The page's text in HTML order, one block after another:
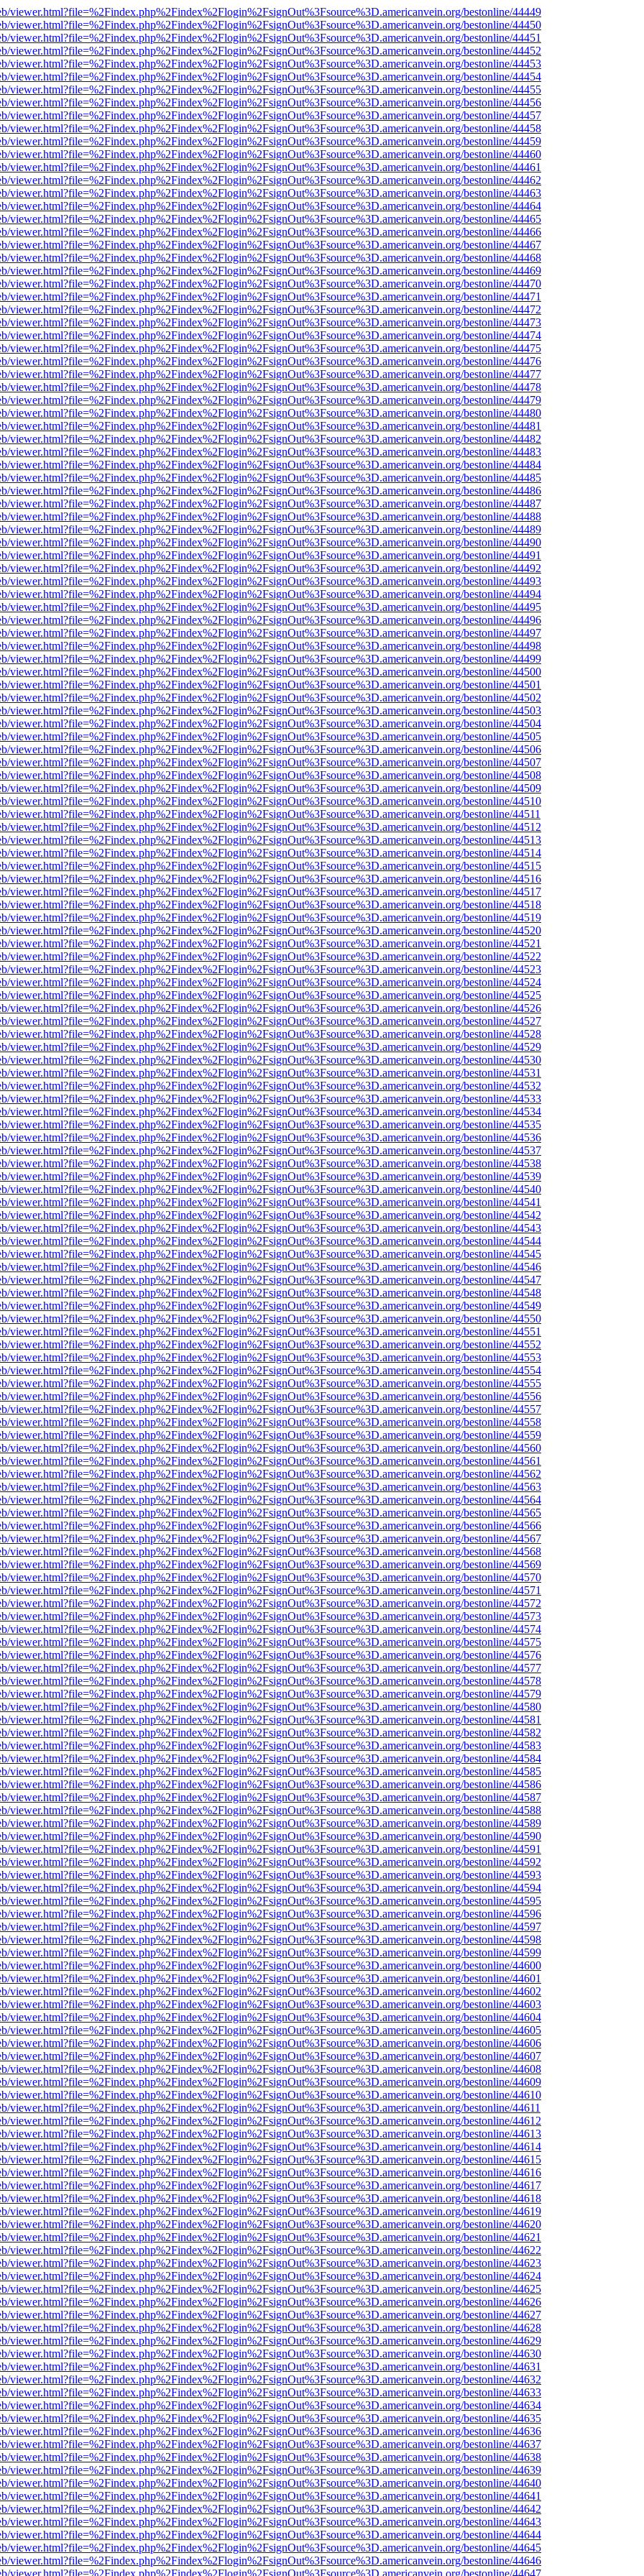
viewer.html?file=%2Findex.php%2Findex%2Flogin%2FsignOut%3Fsource%3D.americanvein.org/bestonline/44449
viewer.html?file=%2Findex.php%2Findex%2Flogin%2FsignOut%3Fsource%3D.americanvein.org/bestonline/44450
viewer.html?file=%2Findex.php%2Findex%2Flogin%2FsignOut%3Fsource%3D.americanvein.org/bestonline/44451
viewer.html?file=%2Findex.php%2Findex%2Flogin%2FsignOut%3Fsource%3D.americanvein.org/bestonline/44452
viewer.html?file=%2Findex.php%2Findex%2Flogin%2FsignOut%3Fsource%3D.americanvein.org/bestonline/44453
viewer.html?file=%2Findex.php%2Findex%2Flogin%2FsignOut%3Fsource%3D.americanvein.org/bestonline/44454
viewer.html?file=%2Findex.php%2Findex%2Flogin%2FsignOut%3Fsource%3D.americanvein.org/bestonline/44455
viewer.html?file=%2Findex.php%2Findex%2Flogin%2FsignOut%3Fsource%3D.americanvein.org/bestonline/44456
viewer.html?file=%2Findex.php%2Findex%2Flogin%2FsignOut%3Fsource%3D.americanvein.org/bestonline/44457
viewer.html?file=%2Findex.php%2Findex%2Flogin%2FsignOut%3Fsource%3D.americanvein.org/bestonline/44458
viewer.html?file=%2Findex.php%2Findex%2Flogin%2FsignOut%3Fsource%3D.americanvein.org/bestonline/44459
viewer.html?file=%2Findex.php%2Findex%2Flogin%2FsignOut%3Fsource%3D.americanvein.org/bestonline/44460
viewer.html?file=%2Findex.php%2Findex%2Flogin%2FsignOut%3Fsource%3D.americanvein.org/bestonline/44461
viewer.html?file=%2Findex.php%2Findex%2Flogin%2FsignOut%3Fsource%3D.americanvein.org/bestonline/44462
viewer.html?file=%2Findex.php%2Findex%2Flogin%2FsignOut%3Fsource%3D.americanvein.org/bestonline/44463
viewer.html?file=%2Findex.php%2Findex%2Flogin%2FsignOut%3Fsource%3D.americanvein.org/bestonline/44464
viewer.html?file=%2Findex.php%2Findex%2Flogin%2FsignOut%3Fsource%3D.americanvein.org/bestonline/44465
viewer.html?file=%2Findex.php%2Findex%2Flogin%2FsignOut%3Fsource%3D.americanvein.org/bestonline/44466
viewer.html?file=%2Findex.php%2Findex%2Flogin%2FsignOut%3Fsource%3D.americanvein.org/bestonline/44467
viewer.html?file=%2Findex.php%2Findex%2Flogin%2FsignOut%3Fsource%3D.americanvein.org/bestonline/44468
viewer.html?file=%2Findex.php%2Findex%2Flogin%2FsignOut%3Fsource%3D.americanvein.org/bestonline/44469
viewer.html?file=%2Findex.php%2Findex%2Flogin%2FsignOut%3Fsource%3D.americanvein.org/bestonline/44470
viewer.html?file=%2Findex.php%2Findex%2Flogin%2FsignOut%3Fsource%3D.americanvein.org/bestonline/44471
viewer.html?file=%2Findex.php%2Findex%2Flogin%2FsignOut%3Fsource%3D.americanvein.org/bestonline/44472
viewer.html?file=%2Findex.php%2Findex%2Flogin%2FsignOut%3Fsource%3D.americanvein.org/bestonline/44473
viewer.html?file=%2Findex.php%2Findex%2Flogin%2FsignOut%3Fsource%3D.americanvein.org/bestonline/44474
viewer.html?file=%2Findex.php%2Findex%2Flogin%2FsignOut%3Fsource%3D.americanvein.org/bestonline/44475
viewer.html?file=%2Findex.php%2Findex%2Flogin%2FsignOut%3Fsource%3D.americanvein.org/bestonline/44476
viewer.html?file=%2Findex.php%2Findex%2Flogin%2FsignOut%3Fsource%3D.americanvein.org/bestonline/44477
viewer.html?file=%2Findex.php%2Findex%2Flogin%2FsignOut%3Fsource%3D.americanvein.org/bestonline/44478
viewer.html?file=%2Findex.php%2Findex%2Flogin%2FsignOut%3Fsource%3D.americanvein.org/bestonline/44479
viewer.html?file=%2Findex.php%2Findex%2Flogin%2FsignOut%3Fsource%3D.americanvein.org/bestonline/44480
viewer.html?file=%2Findex.php%2Findex%2Flogin%2FsignOut%3Fsource%3D.americanvein.org/bestonline/44481
viewer.html?file=%2Findex.php%2Findex%2Flogin%2FsignOut%3Fsource%3D.americanvein.org/bestonline/44482
viewer.html?file=%2Findex.php%2Findex%2Flogin%2FsignOut%3Fsource%3D.americanvein.org/bestonline/44483
viewer.html?file=%2Findex.php%2Findex%2Flogin%2FsignOut%3Fsource%3D.americanvein.org/bestonline/44484
viewer.html?file=%2Findex.php%2Findex%2Flogin%2FsignOut%3Fsource%3D.americanvein.org/bestonline/44485
viewer.html?file=%2Findex.php%2Findex%2Flogin%2FsignOut%3Fsource%3D.americanvein.org/bestonline/44486
viewer.html?file=%2Findex.php%2Findex%2Flogin%2FsignOut%3Fsource%3D.americanvein.org/bestonline/44487
viewer.html?file=%2Findex.php%2Findex%2Flogin%2FsignOut%3Fsource%3D.americanvein.org/bestonline/44488
viewer.html?file=%2Findex.php%2Findex%2Flogin%2FsignOut%3Fsource%3D.americanvein.org/bestonline/44489
viewer.html?file=%2Findex.php%2Findex%2Flogin%2FsignOut%3Fsource%3D.americanvein.org/bestonline/44490
viewer.html?file=%2Findex.php%2Findex%2Flogin%2FsignOut%3Fsource%3D.americanvein.org/bestonline/44491
viewer.html?file=%2Findex.php%2Findex%2Flogin%2FsignOut%3Fsource%3D.americanvein.org/bestonline/44492
viewer.html?file=%2Findex.php%2Findex%2Flogin%2FsignOut%3Fsource%3D.americanvein.org/bestonline/44493
viewer.html?file=%2Findex.php%2Findex%2Flogin%2FsignOut%3Fsource%3D.americanvein.org/bestonline/44494
viewer.html?file=%2Findex.php%2Findex%2Flogin%2FsignOut%3Fsource%3D.americanvein.org/bestonline/44495
viewer.html?file=%2Findex.php%2Findex%2Flogin%2FsignOut%3Fsource%3D.americanvein.org/bestonline/44496
viewer.html?file=%2Findex.php%2Findex%2Flogin%2FsignOut%3Fsource%3D.americanvein.org/bestonline/44497
viewer.html?file=%2Findex.php%2Findex%2Flogin%2FsignOut%3Fsource%3D.americanvein.org/bestonline/44498
viewer.html?file=%2Findex.php%2Findex%2Flogin%2FsignOut%3Fsource%3D.americanvein.org/bestonline/44499
viewer.html?file=%2Findex.php%2Findex%2Flogin%2FsignOut%3Fsource%3D.americanvein.org/bestonline/44500
viewer.html?file=%2Findex.php%2Findex%2Flogin%2FsignOut%3Fsource%3D.americanvein.org/bestonline/44501
viewer.html?file=%2Findex.php%2Findex%2Flogin%2FsignOut%3Fsource%3D.americanvein.org/bestonline/44502
viewer.html?file=%2Findex.php%2Findex%2Flogin%2FsignOut%3Fsource%3D.americanvein.org/bestonline/44503
viewer.html?file=%2Findex.php%2Findex%2Flogin%2FsignOut%3Fsource%3D.americanvein.org/bestonline/44504
viewer.html?file=%2Findex.php%2Findex%2Flogin%2FsignOut%3Fsource%3D.americanvein.org/bestonline/44505
viewer.html?file=%2Findex.php%2Findex%2Flogin%2FsignOut%3Fsource%3D.americanvein.org/bestonline/44506
viewer.html?file=%2Findex.php%2Findex%2Flogin%2FsignOut%3Fsource%3D.americanvein.org/bestonline/44507
viewer.html?file=%2Findex.php%2Findex%2Flogin%2FsignOut%3Fsource%3D.americanvein.org/bestonline/44508
viewer.html?file=%2Findex.php%2Findex%2Flogin%2FsignOut%3Fsource%3D.americanvein.org/bestonline/44509
viewer.html?file=%2Findex.php%2Findex%2Flogin%2FsignOut%3Fsource%3D.americanvein.org/bestonline/44510
viewer.html?file=%2Findex.php%2Findex%2Flogin%2FsignOut%3Fsource%3D.americanvein.org/bestonline/44511
viewer.html?file=%2Findex.php%2Findex%2Flogin%2FsignOut%3Fsource%3D.americanvein.org/bestonline/44512
viewer.html?file=%2Findex.php%2Findex%2Flogin%2FsignOut%3Fsource%3D.americanvein.org/bestonline/44513
viewer.html?file=%2Findex.php%2Findex%2Flogin%2FsignOut%3Fsource%3D.americanvein.org/bestonline/44514
viewer.html?file=%2Findex.php%2Findex%2Flogin%2FsignOut%3Fsource%3D.americanvein.org/bestonline/44515
viewer.html?file=%2Findex.php%2Findex%2Flogin%2FsignOut%3Fsource%3D.americanvein.org/bestonline/44516
viewer.html?file=%2Findex.php%2Findex%2Flogin%2FsignOut%3Fsource%3D.americanvein.org/bestonline/44517
viewer.html?file=%2Findex.php%2Findex%2Flogin%2FsignOut%3Fsource%3D.americanvein.org/bestonline/44518
viewer.html?file=%2Findex.php%2Findex%2Flogin%2FsignOut%3Fsource%3D.americanvein.org/bestonline/44519
viewer.html?file=%2Findex.php%2Findex%2Flogin%2FsignOut%3Fsource%3D.americanvein.org/bestonline/44520
viewer.html?file=%2Findex.php%2Findex%2Flogin%2FsignOut%3Fsource%3D.americanvein.org/bestonline/44521
viewer.html?file=%2Findex.php%2Findex%2Flogin%2FsignOut%3Fsource%3D.americanvein.org/bestonline/44522
viewer.html?file=%2Findex.php%2Findex%2Flogin%2FsignOut%3Fsource%3D.americanvein.org/bestonline/44523
viewer.html?file=%2Findex.php%2Findex%2Flogin%2FsignOut%3Fsource%3D.americanvein.org/bestonline/44524
viewer.html?file=%2Findex.php%2Findex%2Flogin%2FsignOut%3Fsource%3D.americanvein.org/bestonline/44525
viewer.html?file=%2Findex.php%2Findex%2Flogin%2FsignOut%3Fsource%3D.americanvein.org/bestonline/44526
viewer.html?file=%2Findex.php%2Findex%2Flogin%2FsignOut%3Fsource%3D.americanvein.org/bestonline/44527
viewer.html?file=%2Findex.php%2Findex%2Flogin%2FsignOut%3Fsource%3D.americanvein.org/bestonline/44528
viewer.html?file=%2Findex.php%2Findex%2Flogin%2FsignOut%3Fsource%3D.americanvein.org/bestonline/44529
viewer.html?file=%2Findex.php%2Findex%2Flogin%2FsignOut%3Fsource%3D.americanvein.org/bestonline/44530
viewer.html?file=%2Findex.php%2Findex%2Flogin%2FsignOut%3Fsource%3D.americanvein.org/bestonline/44531
viewer.html?file=%2Findex.php%2Findex%2Flogin%2FsignOut%3Fsource%3D.americanvein.org/bestonline/44532
viewer.html?file=%2Findex.php%2Findex%2Flogin%2FsignOut%3Fsource%3D.americanvein.org/bestonline/44533
viewer.html?file=%2Findex.php%2Findex%2Flogin%2FsignOut%3Fsource%3D.americanvein.org/bestonline/44534
viewer.html?file=%2Findex.php%2Findex%2Flogin%2FsignOut%3Fsource%3D.americanvein.org/bestonline/44535
viewer.html?file=%2Findex.php%2Findex%2Flogin%2FsignOut%3Fsource%3D.americanvein.org/bestonline/44536
viewer.html?file=%2Findex.php%2Findex%2Flogin%2FsignOut%3Fsource%3D.americanvein.org/bestonline/44537
viewer.html?file=%2Findex.php%2Findex%2Flogin%2FsignOut%3Fsource%3D.americanvein.org/bestonline/44538
viewer.html?file=%2Findex.php%2Findex%2Flogin%2FsignOut%3Fsource%3D.americanvein.org/bestonline/44539
viewer.html?file=%2Findex.php%2Findex%2Flogin%2FsignOut%3Fsource%3D.americanvein.org/bestonline/44540
viewer.html?file=%2Findex.php%2Findex%2Flogin%2FsignOut%3Fsource%3D.americanvein.org/bestonline/44541
viewer.html?file=%2Findex.php%2Findex%2Flogin%2FsignOut%3Fsource%3D.americanvein.org/bestonline/44542
viewer.html?file=%2Findex.php%2Findex%2Flogin%2FsignOut%3Fsource%3D.americanvein.org/bestonline/44543
viewer.html?file=%2Findex.php%2Findex%2Flogin%2FsignOut%3Fsource%3D.americanvein.org/bestonline/44544
viewer.html?file=%2Findex.php%2Findex%2Flogin%2FsignOut%3Fsource%3D.americanvein.org/bestonline/44545
viewer.html?file=%2Findex.php%2Findex%2Flogin%2FsignOut%3Fsource%3D.americanvein.org/bestonline/44546
viewer.html?file=%2Findex.php%2Findex%2Flogin%2FsignOut%3Fsource%3D.americanvein.org/bestonline/44547
viewer.html?file=%2Findex.php%2Findex%2Flogin%2FsignOut%3Fsource%3D.americanvein.org/bestonline/44548
viewer.html?file=%2Findex.php%2Findex%2Flogin%2FsignOut%3Fsource%3D.americanvein.org/bestonline/44549
viewer.html?file=%2Findex.php%2Findex%2Flogin%2FsignOut%3Fsource%3D.americanvein.org/bestonline/44550
viewer.html?file=%2Findex.php%2Findex%2Flogin%2FsignOut%3Fsource%3D.americanvein.org/bestonline/44551
viewer.html?file=%2Findex.php%2Findex%2Flogin%2FsignOut%3Fsource%3D.americanvein.org/bestonline/44552
viewer.html?file=%2Findex.php%2Findex%2Flogin%2FsignOut%3Fsource%3D.americanvein.org/bestonline/44553
viewer.html?file=%2Findex.php%2Findex%2Flogin%2FsignOut%3Fsource%3D.americanvein.org/bestonline/44554
viewer.html?file=%2Findex.php%2Findex%2Flogin%2FsignOut%3Fsource%3D.americanvein.org/bestonline/44555
viewer.html?file=%2Findex.php%2Findex%2Flogin%2FsignOut%3Fsource%3D.americanvein.org/bestonline/44556
viewer.html?file=%2Findex.php%2Findex%2Flogin%2FsignOut%3Fsource%3D.americanvein.org/bestonline/44557
viewer.html?file=%2Findex.php%2Findex%2Flogin%2FsignOut%3Fsource%3D.americanvein.org/bestonline/44558
viewer.html?file=%2Findex.php%2Findex%2Flogin%2FsignOut%3Fsource%3D.americanvein.org/bestonline/44559
viewer.html?file=%2Findex.php%2Findex%2Flogin%2FsignOut%3Fsource%3D.americanvein.org/bestonline/44560
viewer.html?file=%2Findex.php%2Findex%2Flogin%2FsignOut%3Fsource%3D.americanvein.org/bestonline/44561
viewer.html?file=%2Findex.php%2Findex%2Flogin%2FsignOut%3Fsource%3D.americanvein.org/bestonline/44562
viewer.html?file=%2Findex.php%2Findex%2Flogin%2FsignOut%3Fsource%3D.americanvein.org/bestonline/44563
viewer.html?file=%2Findex.php%2Findex%2Flogin%2FsignOut%3Fsource%3D.americanvein.org/bestonline/44564
viewer.html?file=%2Findex.php%2Findex%2Flogin%2FsignOut%3Fsource%3D.americanvein.org/bestonline/44565
viewer.html?file=%2Findex.php%2Findex%2Flogin%2FsignOut%3Fsource%3D.americanvein.org/bestonline/44566
viewer.html?file=%2Findex.php%2Findex%2Flogin%2FsignOut%3Fsource%3D.americanvein.org/bestonline/44567
viewer.html?file=%2Findex.php%2Findex%2Flogin%2FsignOut%3Fsource%3D.americanvein.org/bestonline/44568
viewer.html?file=%2Findex.php%2Findex%2Flogin%2FsignOut%3Fsource%3D.americanvein.org/bestonline/44569
viewer.html?file=%2Findex.php%2Findex%2Flogin%2FsignOut%3Fsource%3D.americanvein.org/bestonline/44570
viewer.html?file=%2Findex.php%2Findex%2Flogin%2FsignOut%3Fsource%3D.americanvein.org/bestonline/44571
viewer.html?file=%2Findex.php%2Findex%2Flogin%2FsignOut%3Fsource%3D.americanvein.org/bestonline/44572
viewer.html?file=%2Findex.php%2Findex%2Flogin%2FsignOut%3Fsource%3D.americanvein.org/bestonline/44573
viewer.html?file=%2Findex.php%2Findex%2Flogin%2FsignOut%3Fsource%3D.americanvein.org/bestonline/44574
viewer.html?file=%2Findex.php%2Findex%2Flogin%2FsignOut%3Fsource%3D.americanvein.org/bestonline/44575
viewer.html?file=%2Findex.php%2Findex%2Flogin%2FsignOut%3Fsource%3D.americanvein.org/bestonline/44576
viewer.html?file=%2Findex.php%2Findex%2Flogin%2FsignOut%3Fsource%3D.americanvein.org/bestonline/44577
viewer.html?file=%2Findex.php%2Findex%2Flogin%2FsignOut%3Fsource%3D.americanvein.org/bestonline/44578
viewer.html?file=%2Findex.php%2Findex%2Flogin%2FsignOut%3Fsource%3D.americanvein.org/bestonline/44579
viewer.html?file=%2Findex.php%2Findex%2Flogin%2FsignOut%3Fsource%3D.americanvein.org/bestonline/44580
viewer.html?file=%2Findex.php%2Findex%2Flogin%2FsignOut%3Fsource%3D.americanvein.org/bestonline/44581
viewer.html?file=%2Findex.php%2Findex%2Flogin%2FsignOut%3Fsource%3D.americanvein.org/bestonline/44582
viewer.html?file=%2Findex.php%2Findex%2Flogin%2FsignOut%3Fsource%3D.americanvein.org/bestonline/44583
viewer.html?file=%2Findex.php%2Findex%2Flogin%2FsignOut%3Fsource%3D.americanvein.org/bestonline/44584
viewer.html?file=%2Findex.php%2Findex%2Flogin%2FsignOut%3Fsource%3D.americanvein.org/bestonline/44585
viewer.html?file=%2Findex.php%2Findex%2Flogin%2FsignOut%3Fsource%3D.americanvein.org/bestonline/44586
viewer.html?file=%2Findex.php%2Findex%2Flogin%2FsignOut%3Fsource%3D.americanvein.org/bestonline/44587
viewer.html?file=%2Findex.php%2Findex%2Flogin%2FsignOut%3Fsource%3D.americanvein.org/bestonline/44588
viewer.html?file=%2Findex.php%2Findex%2Flogin%2FsignOut%3Fsource%3D.americanvein.org/bestonline/44589
viewer.html?file=%2Findex.php%2Findex%2Flogin%2FsignOut%3Fsource%3D.americanvein.org/bestonline/44590
viewer.html?file=%2Findex.php%2Findex%2Flogin%2FsignOut%3Fsource%3D.americanvein.org/bestonline/44591
viewer.html?file=%2Findex.php%2Findex%2Flogin%2FsignOut%3Fsource%3D.americanvein.org/bestonline/44592
viewer.html?file=%2Findex.php%2Findex%2Flogin%2FsignOut%3Fsource%3D.americanvein.org/bestonline/44593
viewer.html?file=%2Findex.php%2Findex%2Flogin%2FsignOut%3Fsource%3D.americanvein.org/bestonline/44594
viewer.html?file=%2Findex.php%2Findex%2Flogin%2FsignOut%3Fsource%3D.americanvein.org/bestonline/44595
viewer.html?file=%2Findex.php%2Findex%2Flogin%2FsignOut%3Fsource%3D.americanvein.org/bestonline/44596
viewer.html?file=%2Findex.php%2Findex%2Flogin%2FsignOut%3Fsource%3D.americanvein.org/bestonline/44597
viewer.html?file=%2Findex.php%2Findex%2Flogin%2FsignOut%3Fsource%3D.americanvein.org/bestonline/44598
viewer.html?file=%2Findex.php%2Findex%2Flogin%2FsignOut%3Fsource%3D.americanvein.org/bestonline/44599
viewer.html?file=%2Findex.php%2Findex%2Flogin%2FsignOut%3Fsource%3D.americanvein.org/bestonline/44600
viewer.html?file=%2Findex.php%2Findex%2Flogin%2FsignOut%3Fsource%3D.americanvein.org/bestonline/44601
viewer.html?file=%2Findex.php%2Findex%2Flogin%2FsignOut%3Fsource%3D.americanvein.org/bestonline/44602
viewer.html?file=%2Findex.php%2Findex%2Flogin%2FsignOut%3Fsource%3D.americanvein.org/bestonline/44603
viewer.html?file=%2Findex.php%2Findex%2Flogin%2FsignOut%3Fsource%3D.americanvein.org/bestonline/44604
viewer.html?file=%2Findex.php%2Findex%2Flogin%2FsignOut%3Fsource%3D.americanvein.org/bestonline/44605
viewer.html?file=%2Findex.php%2Findex%2Flogin%2FsignOut%3Fsource%3D.americanvein.org/bestonline/44606
viewer.html?file=%2Findex.php%2Findex%2Flogin%2FsignOut%3Fsource%3D.americanvein.org/bestonline/44607
viewer.html?file=%2Findex.php%2Findex%2Flogin%2FsignOut%3Fsource%3D.americanvein.org/bestonline/44608
viewer.html?file=%2Findex.php%2Findex%2Flogin%2FsignOut%3Fsource%3D.americanvein.org/bestonline/44609
viewer.html?file=%2Findex.php%2Findex%2Flogin%2FsignOut%3Fsource%3D.americanvein.org/bestonline/44610
viewer.html?file=%2Findex.php%2Findex%2Flogin%2FsignOut%3Fsource%3D.americanvein.org/bestonline/44611
viewer.html?file=%2Findex.php%2Findex%2Flogin%2FsignOut%3Fsource%3D.americanvein.org/bestonline/44612
viewer.html?file=%2Findex.php%2Findex%2Flogin%2FsignOut%3Fsource%3D.americanvein.org/bestonline/44613
viewer.html?file=%2Findex.php%2Findex%2Flogin%2FsignOut%3Fsource%3D.americanvein.org/bestonline/44614
viewer.html?file=%2Findex.php%2Findex%2Flogin%2FsignOut%3Fsource%3D.americanvein.org/bestonline/44615
viewer.html?file=%2Findex.php%2Findex%2Flogin%2FsignOut%3Fsource%3D.americanvein.org/bestonline/44616
viewer.html?file=%2Findex.php%2Findex%2Flogin%2FsignOut%3Fsource%3D.americanvein.org/bestonline/44617
viewer.html?file=%2Findex.php%2Findex%2Flogin%2FsignOut%3Fsource%3D.americanvein.org/bestonline/44618
viewer.html?file=%2Findex.php%2Findex%2Flogin%2FsignOut%3Fsource%3D.americanvein.org/bestonline/44619
viewer.html?file=%2Findex.php%2Findex%2Flogin%2FsignOut%3Fsource%3D.americanvein.org/bestonline/44620
viewer.html?file=%2Findex.php%2Findex%2Flogin%2FsignOut%3Fsource%3D.americanvein.org/bestonline/44621
viewer.html?file=%2Findex.php%2Findex%2Flogin%2FsignOut%3Fsource%3D.americanvein.org/bestonline/44622
viewer.html?file=%2Findex.php%2Findex%2Flogin%2FsignOut%3Fsource%3D.americanvein.org/bestonline/44623
viewer.html?file=%2Findex.php%2Findex%2Flogin%2FsignOut%3Fsource%3D.americanvein.org/bestonline/44624
viewer.html?file=%2Findex.php%2Findex%2Flogin%2FsignOut%3Fsource%3D.americanvein.org/bestonline/44625
viewer.html?file=%2Findex.php%2Findex%2Flogin%2FsignOut%3Fsource%3D.americanvein.org/bestonline/44626
viewer.html?file=%2Findex.php%2Findex%2Flogin%2FsignOut%3Fsource%3D.americanvein.org/bestonline/44627
viewer.html?file=%2Findex.php%2Findex%2Flogin%2FsignOut%3Fsource%3D.americanvein.org/bestonline/44628
viewer.html?file=%2Findex.php%2Findex%2Flogin%2FsignOut%3Fsource%3D.americanvein.org/bestonline/44629
viewer.html?file=%2Findex.php%2Findex%2Flogin%2FsignOut%3Fsource%3D.americanvein.org/bestonline/44630
viewer.html?file=%2Findex.php%2Findex%2Flogin%2FsignOut%3Fsource%3D.americanvein.org/bestonline/44631
viewer.html?file=%2Findex.php%2Findex%2Flogin%2FsignOut%3Fsource%3D.americanvein.org/bestonline/44632
viewer.html?file=%2Findex.php%2Findex%2Flogin%2FsignOut%3Fsource%3D.americanvein.org/bestonline/44633
viewer.html?file=%2Findex.php%2Findex%2Flogin%2FsignOut%3Fsource%3D.americanvein.org/bestonline/44634
viewer.html?file=%2Findex.php%2Findex%2Flogin%2FsignOut%3Fsource%3D.americanvein.org/bestonline/44635
viewer.html?file=%2Findex.php%2Findex%2Flogin%2FsignOut%3Fsource%3D.americanvein.org/bestonline/44636
viewer.html?file=%2Findex.php%2Findex%2Flogin%2FsignOut%3Fsource%3D.americanvein.org/bestonline/44637
viewer.html?file=%2Findex.php%2Findex%2Flogin%2FsignOut%3Fsource%3D.americanvein.org/bestonline/44638
viewer.html?file=%2Findex.php%2Findex%2Flogin%2FsignOut%3Fsource%3D.americanvein.org/bestonline/44639
viewer.html?file=%2Findex.php%2Findex%2Flogin%2FsignOut%3Fsource%3D.americanvein.org/bestonline/44640
viewer.html?file=%2Findex.php%2Findex%2Flogin%2FsignOut%3Fsource%3D.americanvein.org/bestonline/44641
viewer.html?file=%2Findex.php%2Findex%2Flogin%2FsignOut%3Fsource%3D.americanvein.org/bestonline/44642
viewer.html?file=%2Findex.php%2Findex%2Flogin%2FsignOut%3Fsource%3D.americanvein.org/bestonline/44643
viewer.html?file=%2Findex.php%2Findex%2Flogin%2FsignOut%3Fsource%3D.americanvein.org/bestonline/44644
viewer.html?file=%2Findex.php%2Findex%2Flogin%2FsignOut%3Fsource%3D.americanvein.org/bestonline/44645
viewer.html?file=%2Findex.php%2Findex%2Flogin%2FsignOut%3Fsource%3D.americanvein.org/bestonline/44646
viewer.html?file=%2Findex.php%2Findex%2Flogin%2FsignOut%3Fsource%3D.americanvein.org/bestonline/44647